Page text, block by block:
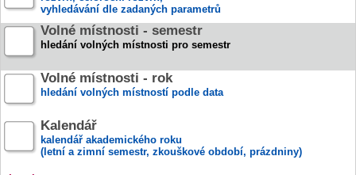
vyhledávání dle zadaných parametrů
Volné místnosti - semestr
hledání volných místnosti pro semestr
Volné místnosti - rok
hledání volných místností podle data
Kalendář
kalendář akademického roku
(letní a zimní semestr, zkouškové období, prázdniny)